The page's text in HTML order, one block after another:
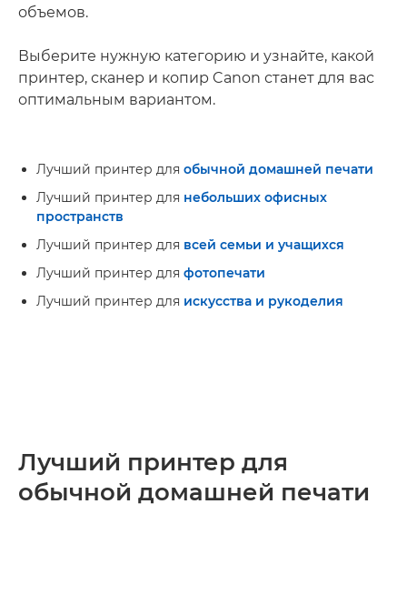
объемов.
Выберите нужную категорию и узнайте, какой
принтер, сканер и копир Canon станет для вас
оптимальным вариантом.
Лучший принтер для обычной домашней печати
Лучший принтер для небольших офисных
пространств
Лучший принтер для всей семьи и учащихся
Лучший принтер для фотопечати
Лучший принтер для искусства и рукоделия
Лучший принтер для
обычной домашней печати